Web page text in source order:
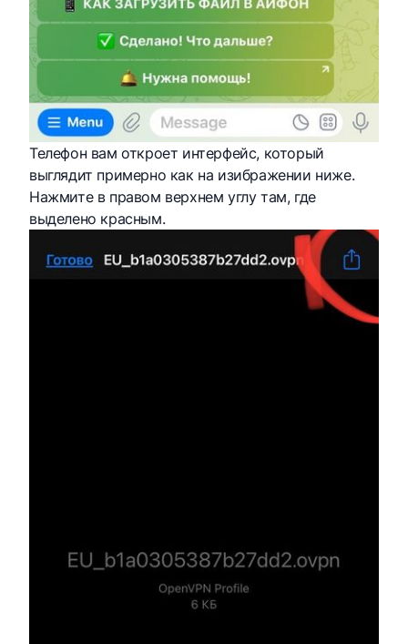
Телефон вам откроет интерфейс, который
выглядит примерно как на изибражении ниже.
Нажмите в правом верхнем углу там, где
выделено красным.